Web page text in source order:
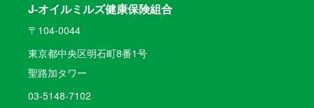
J-オイルミルズ健康保険組合
〒104-0044
東京都中央区明石町8番1号
聖路加タワー
03-5148-7102